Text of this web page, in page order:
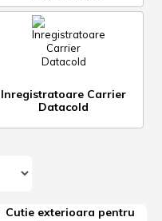
Inregistratoare Carrier
Datacold